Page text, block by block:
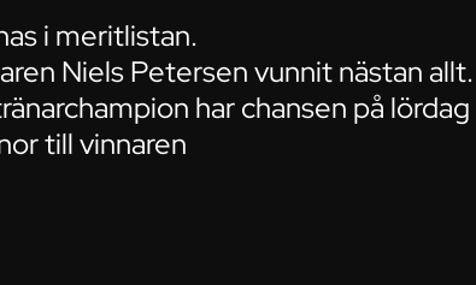
i meritlistan.
Niels Petersen vunnit nästan allt.
har chansen på
till vinnaren